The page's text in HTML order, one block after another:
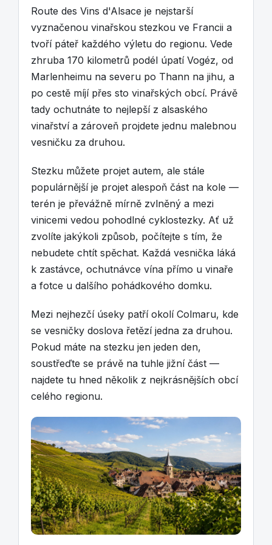
Route des Vins d'Alsace je nejstarší
vyznačenou vinařskou stezkou ve Francii a
tvoří páteř každého výletu do regionu. Vede
zhruba 170 kilometrů podél úpatí Vogéz, od
Marlenheimu na severu po Thann na jihu, a
po cestě míjí přes sto vinařských obcí. Právě
tady ochutnáte to nejlepší z alsaského
vinařství a zároveň projdete jednu malebnou
vesničku za druhou.
Stezku můžete projet autem, ale stále
populárnější je projet alespoň část na kole —
terén je převážně mírně zvlněný a mezi
vinicemi vedou pohodlné cyklostezky. Ať už
zvolíte jakýkoli způsob, počítejte s tím, že
nebudete chtít spěchat. Každá vesnička láká
k zastávce, ochutnávce vína přímo u vinaře
a fotce u dalšího pohádkového domku.
Mezi nejhezčí úseky patří okolí Colmaru, kde
se vesničky doslova řetězí jedna za druhou.
Pokud máte na stezku jen jeden den,
soustřeďte se právě na tuhle jižní část —
najdete tu hned několik z nejkrásnějších obcí
celého regionu.